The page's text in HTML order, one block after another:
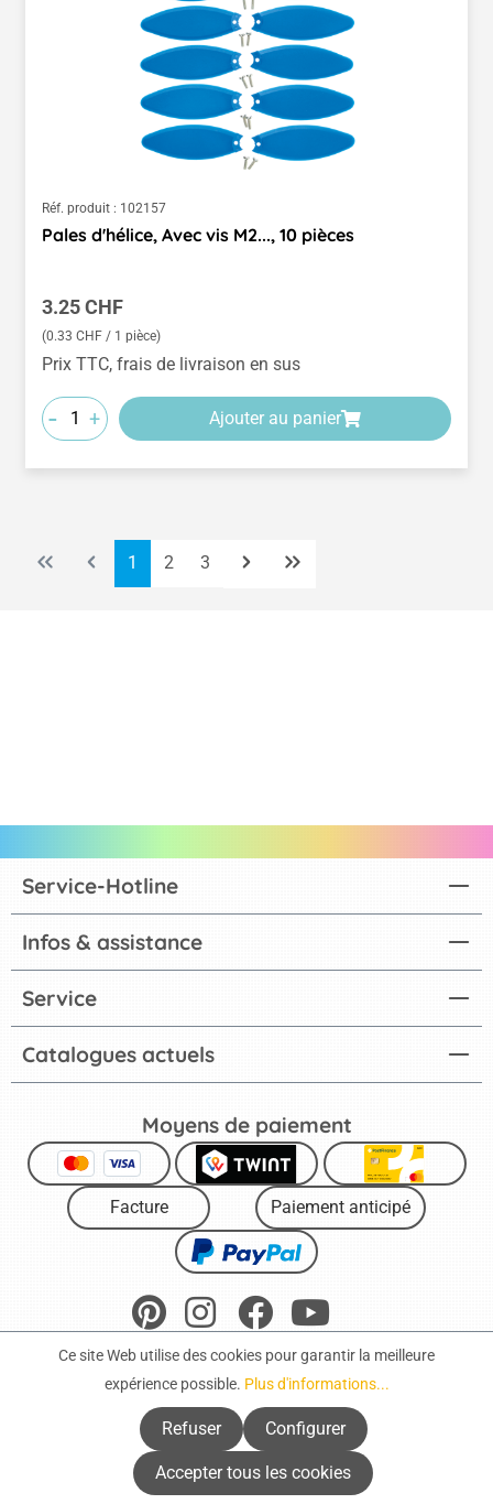
Réf. produit : 102157
Pales d'hélice, Avec vis M2..., 10 pièces
Prix régulier :
3.25 CHF
(0.33 CHF / 1 pièce)
Prix TTC, frais de livraison en sus
- + Ajouter au panier
Page
1 Page
2 Page
3
Catalogues actuels
Service-Hotline
Infos & assistance
Service
Moyens de paiement
Facture Paiement anticipé
Mentions légales Protection des données
Droit de rétractation
Déclaration d’accessibilité
Cookies
Ce site Web utilise des cookies pour garantir la meilleure
expérience possible. Plus d'informations...
Refuser Configurer
Accepter tous les cookies